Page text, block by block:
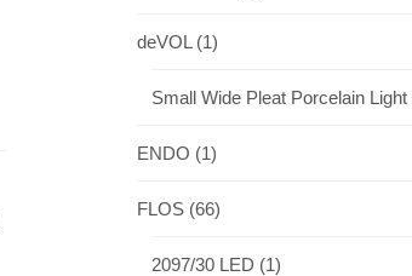
deVOL (1)
Small Wide Pleat Porcelain Light
ENDO (1)
FLOS (66)
2097/30 LED (1)